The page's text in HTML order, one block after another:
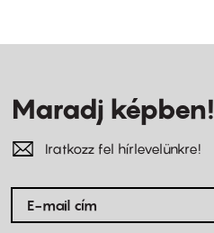
Maradj képben!
Iratkozz fel hírlevelünkre!